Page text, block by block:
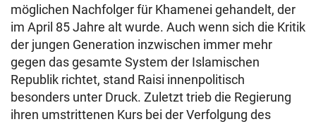
möglichen Nachfolger für Khamenei gehandelt, der
im April 85 Jahre alt wurde. Auch wenn sich die Kritik
der jungen Generation inzwischen immer mehr
gegen das gesamte System der Islamischen
Republik richtet, stand Raisi innenpolitisch
besonders unter Druck. Zuletzt trieb die Regierung
ihren umstrittenen Kurs bei der Verfolgung des